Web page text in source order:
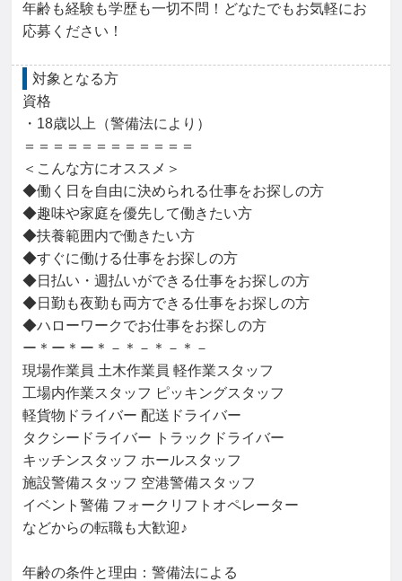
年齢も経験も学歴も一切不問！どなたでもお気軽にお
応募ください！
対象となる方
資格
・18歳以上（警備法により）
＝＝＝＝＝＝＝＝＝＝＝＝
＜こんな方にオススメ＞
◆働く日を自由に決められる仕事をお探しの方
◆趣味や家庭を優先して働きたい方
◆扶養範囲内で働きたい方
◆すぐに働ける仕事をお探しの方
◆日払い・週払いができる仕事をお探しの方
◆日勤も夜勤も両方できる仕事をお探しの方
◆ハローワークでお仕事をお探しの方
ー＊ー＊ー＊－＊－＊－＊－
現場作業員 土木作業員 軽作業スタッフ
工場内作業スタッフ ピッキングスタッフ
軽貨物ドライバー 配送ドライバー
タクシードライバー トラックドライバー
キッチンスタッフ ホールスタッフ
施設警備スタッフ 空港警備スタッフ
イベント警備 フォークリフトオペレーター
などからの転職も大歓迎♪
年齢の条件と理由：警備法による